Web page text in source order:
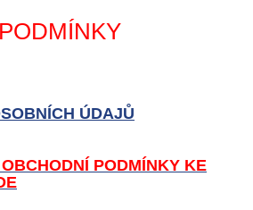
ÚDAJŮ
PODMÍNKY KE